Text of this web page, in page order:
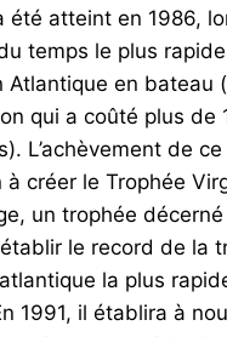
été atteint en 1986,
temps le plus
Atlantique en bateau
qui a coûté plus de
L’achèvement de
créer le Trophée
un trophée décerné
le record de la
la plus
1991, il établira à